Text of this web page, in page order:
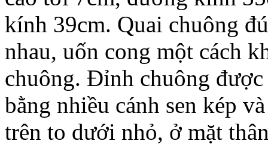
kính 39cm. Quai chuông
nhau, uốn cong một cách
chuông. Đỉnh chuông
bằng nhiều cánh sen kép
trên to dưới nhỏ, ở mặt